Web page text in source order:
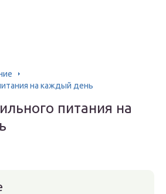
на каждый день
питания на